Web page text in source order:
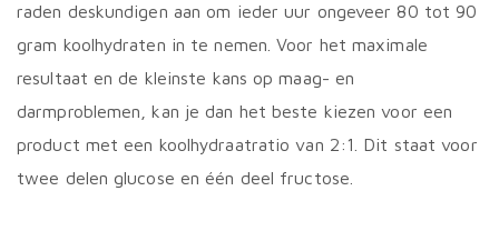
raden deskundigen aan om ieder uur ongeveer 80 tot 90
gram koolhydraten in te nemen. Voor het maximale
resultaat en de kleinste kans op maag- en
darmproblemen, kan je dan het beste kiezen voor een
product met een koolhydraatratio van 2:1. Dit staat voor
twee delen glucose en één deel fructose.